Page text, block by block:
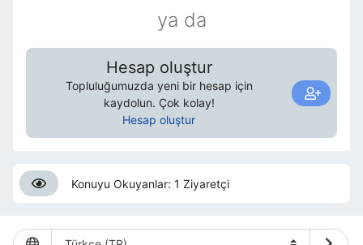
ya da
Hesap oluştur
Topluluğumuzda yeni bir hesap için
kaydolun. Çok kolay!
Hesap oluştur
Konuyu Okuyanlar: 1 Ziyaretçi